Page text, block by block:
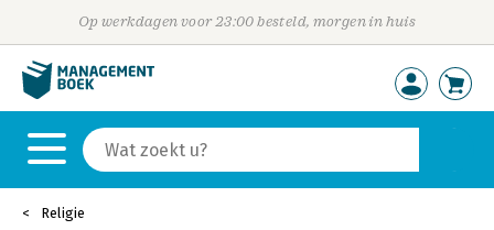
Op werkdagen voor 23:00 besteld, morgen in huis
Religie